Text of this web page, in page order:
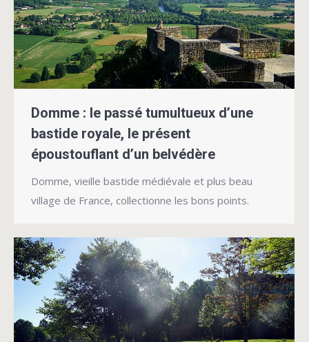
Domme : le passé tumultueux d’une
bastide royale, le présent
époustouflant d’un belvédère
Domme, vieille bastide médiévale et plus beau
village de France, collectionne les bons points.